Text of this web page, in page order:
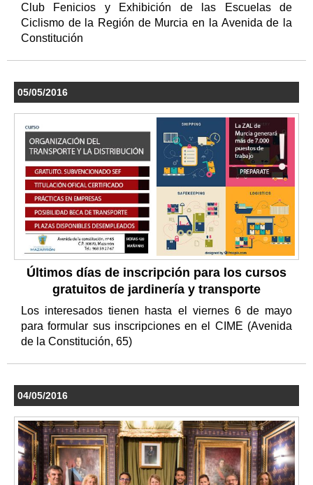
Club Fenicios y Exhibición de las Escuelas de
Ciclismo de la Región de Murcia en la Avenida de la
Constitución
05/05/2016
Últimos días de inscripción para los cursos
gratuitos de jardinería y transporte
Los interesados tienen hasta el viernes 6 de mayo
para formular sus inscripciones en el CIME (Avenida
de la Constitución, 65)
04/05/2016